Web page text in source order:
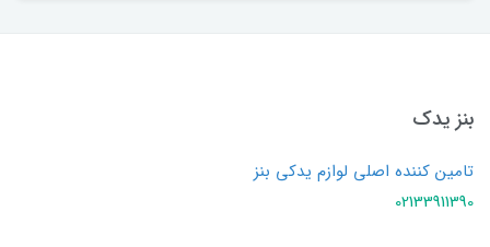
بنز یدک
تامین کننده اصلی لوازم یدکی بنز
02133911390